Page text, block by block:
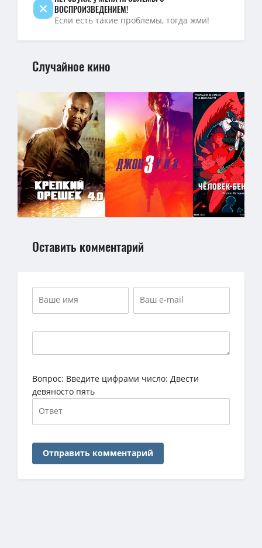
ВОСПРОИЗВЕДЕНИЕМ!
Если есть такие проблемы, тогда жми!
Случайное кино
Оставить комментарий
Вопрос: Введите цифрами число: Двести
девяносто пять
Отправить комментарий